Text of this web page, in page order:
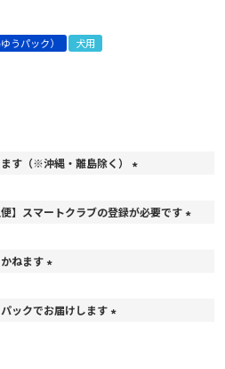
うパック）
犬用
す（※沖縄・離島除く）
須
】スマートクラブの登録が必要です
ねます
須
ックでお届けします